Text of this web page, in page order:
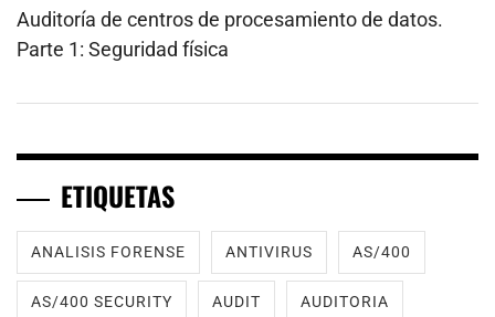
Auditoría de centros de procesamiento de datos.
Parte 1: Seguridad física
ETIQUETAS
ANALISIS FORENSE ANTIVIRUS AS/400
AS/400 SECURITY AUDIT AUDITORIA